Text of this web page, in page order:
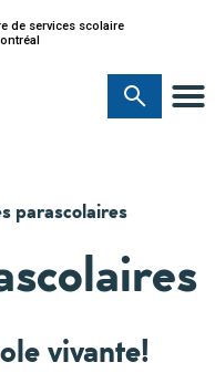
de services scolaire
parascolaires
vivante!